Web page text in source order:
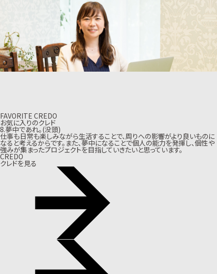
FAVORITE CREDO
お気に入りのクレド
8.夢中であれ。(没頭)
仕事も日常も楽しみながら生活することで、周りへの影響がより良いものに
なると考えるからです。また、夢中になることで個人の能力を発揮し、個性や
強みが集まったプロジェクトを目指していきたいと思っています。
CREDO
クレドを見る